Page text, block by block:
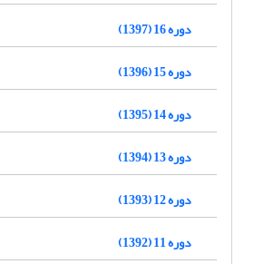
دوره 16 (1397)
دوره 15 (1396)
دوره 14 (1395)
دوره 13 (1394)
دوره 12 (1393)
دوره 11 (1392)